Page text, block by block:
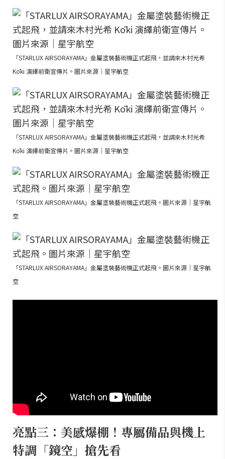
「STARLUX AIRSORAYAMA」金屬塗裝藝術機正式起飛，並請來木村光希
Kōki 演繹前衛宣傳片。圖片來源｜星宇航空
「STARLUX AIRSORAYAMA」金屬塗裝藝術機正式起飛，並請來木村光希
Kōki 演繹前衛宣傳片。圖片來源｜星宇航空
「STARLUX AIRSORAYAMA」金屬塗裝藝術機正式起飛。圖片來源｜星宇航
空
「STARLUX AIRSORAYAMA」金屬塗裝藝術機正式起飛。圖片來源｜星宇航
空
亮點三：美感爆棚！專屬備品與機上
特調「鏡空」搶先看